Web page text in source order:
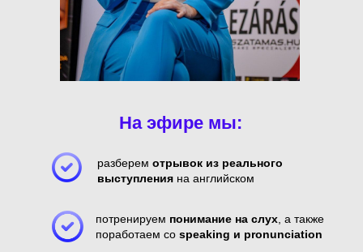
На эфире мы:
разберем отрывок из реального
выступления на английском
потренируем понимание на слух , а также
поработаем со speaking и pronunciation